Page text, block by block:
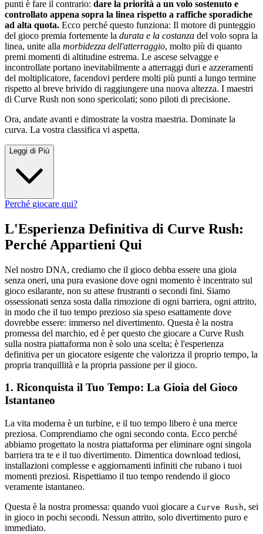
punti è fare il contrario: dare la priorità a un volo sostenuto e
controllato appena sopra la linea rispetto a raffiche sporadiche
ad alta quota. Ecco perché questo funziona: Il motore di punteggio
del gioco premia fortemente la durata e la costanza del volo sopra la
linea, unite alla morbidezza dell'atterraggio, molto più di quanto
premi momenti di altitudine estrema. Le ascese selvagge e
incontrollate portano inevitabilmente a atterraggi duri e azzeramenti
del moltiplicatore, facendovi perdere molti più punti a lungo termine
rispetto al breve brivido di raggiungere una nuova altezza. I maestri
di Curve Rush non sono spericolati; sono piloti di precisione.
Ora, andate avanti e dimostrate la vostra maestria. Dominate la
curva. La vostra classifica vi aspetta.
Leggi di Più
Perché giocare qui?
L'Esperienza Definitiva di Curve Rush:
Perché Appartieni Qui
Nel nostro DNA, crediamo che il gioco debba essere una gioia
senza oneri, una pura evasione dove ogni momento è incentrato sul
gioco esilarante, non su attese frustranti o secondi fini. Siamo
ossessionati senza sosta dalla rimozione di ogni barriera, ogni attrito,
in modo che il tuo tempo prezioso sia speso esattamente dove
dovrebbe essere: immerso nel divertimento. Questa è la nostra
promessa del marchio, ed è per questo che giocare a Curve Rush
sulla nostra piattaforma non è solo una scelta; è l'esperienza
definitiva per un giocatore esigente che valorizza il proprio tempo, la
propria tranquillità e la propria passione per il gioco.
1. Riconquista il Tuo Tempo: La Gioia del Gioco
Istantaneo
La vita moderna è un turbine, e il tuo tempo libero è una merce
preziosa. Comprendiamo che ogni secondo conta. Ecco perché
abbiamo progettato la nostra piattaforma per eliminare ogni singola
barriera tra te e il tuo divertimento. Dimentica download tediosi,
installazioni complesse e aggiornamenti infiniti che rubano i tuoi
momenti preziosi. Rispettiamo il tuo tempo rendendo il gioco
veramente istantaneo.
Questa è la nostra promessa: quando vuoi giocare a Curve Rush, sei
in gioco in pochi secondi. Nessun attrito, solo divertimento puro e
immediato.